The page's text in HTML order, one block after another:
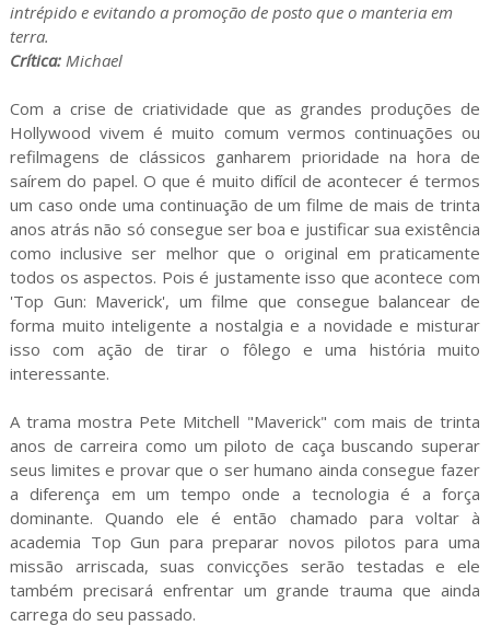
intrépido e evitando a promoção de posto que o manteria em
terra.
Crítica:Michael
Com a crise de criatividade que as grandes produções de
Hollywood vivem é muito comum vermos continuações ou
refilmagens de clássicos ganharem prioridade na hora de
saírem do papel. O que é muito difícil de acontecer é termos
um caso onde uma continuação de um filme de mais de trinta
anos atrás não só consegue ser boa e justificar sua existência
como inclusive ser melhor que o original em praticamente
todos os aspectos. Pois é justamente isso que acontece com
'Top Gun: Maverick', um filme que consegue balancear de
forma muito inteligente a nostalgia e a novidade e misturar
isso com ação de tirar o fôlego e uma história muito
interessante.
A trama mostra Pete Mitchell "Maverick" com mais de trinta
anos de carreira como um piloto de caça buscando superar
seus limites e provar que o ser humano ainda consegue fazer
a diferença em um tempo onde a tecnologia é a força
dominante. Quando ele é então chamado para voltar à
academia Top Gun para preparar novos pilotos para uma
missão arriscada, suas convicções serão testadas e ele
também precisará enfrentar um grande trauma que ainda
carrega do seu passado.